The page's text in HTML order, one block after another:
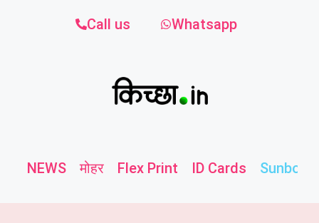
Call us Whatsapp
NEWS मोहर Flex Print ID Cards